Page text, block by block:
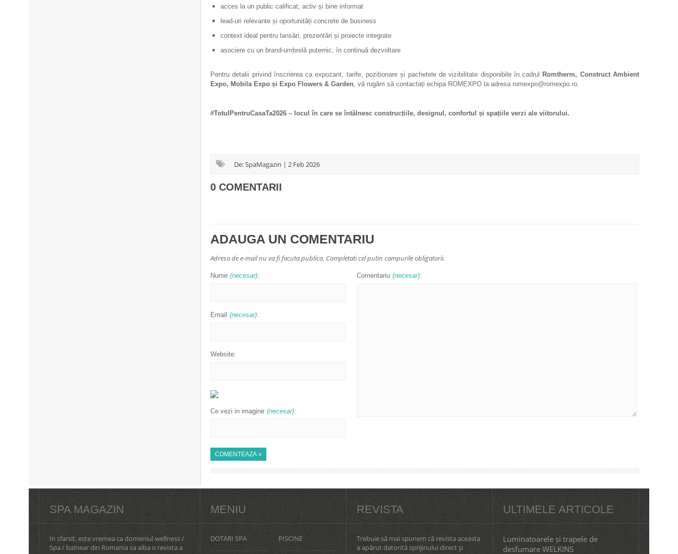
acces la un public calificat, activ și bine informat
lead-uri relevante și oportunități concrete de business
context ideal pentru lansări, prezentări și proiecte integrate
asociere cu un brand-umbrelă puternic, în continuă dezvoltare
Pentru detalii privind înscrierea ca expozant, tarife, poziționare și pachetele de vizibilitate disponibile în cadrul
Romtherm, Construct Ambient
Expo, Mobila Expo și Expo Flowers & Garden, vă rugăm să contactați echipa ROMEXPO la adresa romexpo@romexpo.ro.
#TotulPentruCasaTa2026 – locul în care se întâlnesc construcțiile, designul, confortul și spațiile verzi ale viitorului.
De: SpaMagazin | 2 Feb 2026
0 COMENTARII
ADAUGA UN COMENTARIU
Adresa de e-mail nu va fi facuta publica. Completati cel putin campurile obligatorii.
Nume (necesar):
Email (necesar):
Website:
Ce vezi in imagine (necesar):
Comentariu (necesar):
SPA MAGAZIN
In sfarsit, este vremea ca domeniul wellness /
Spa / balnear din Romania sa aiba o revista a
MENIU
DOTARI SPA PISCINE
REVISTA
Trebuie să mai spunem că revista aceasta
a apărut datorită sprijinului direct şi
ULTIMELE ARTICOLE
Luminatoarele și trapele de
desfumare WELKINS